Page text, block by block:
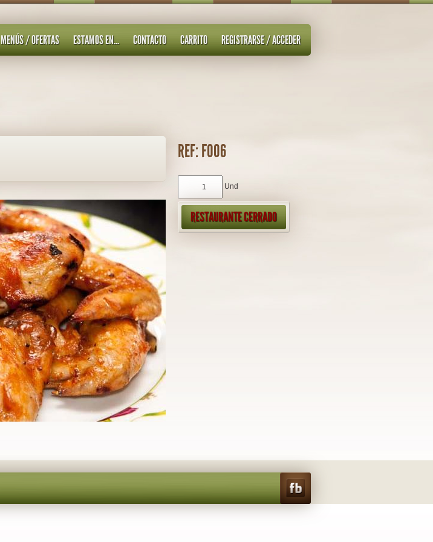
MENÚS / OFERTAS ESTAMOS EN... CONTACTO CARRITO REGISTRARSE / ACCEDER
REF: F006
Und
RESTAURANTE CERRADO